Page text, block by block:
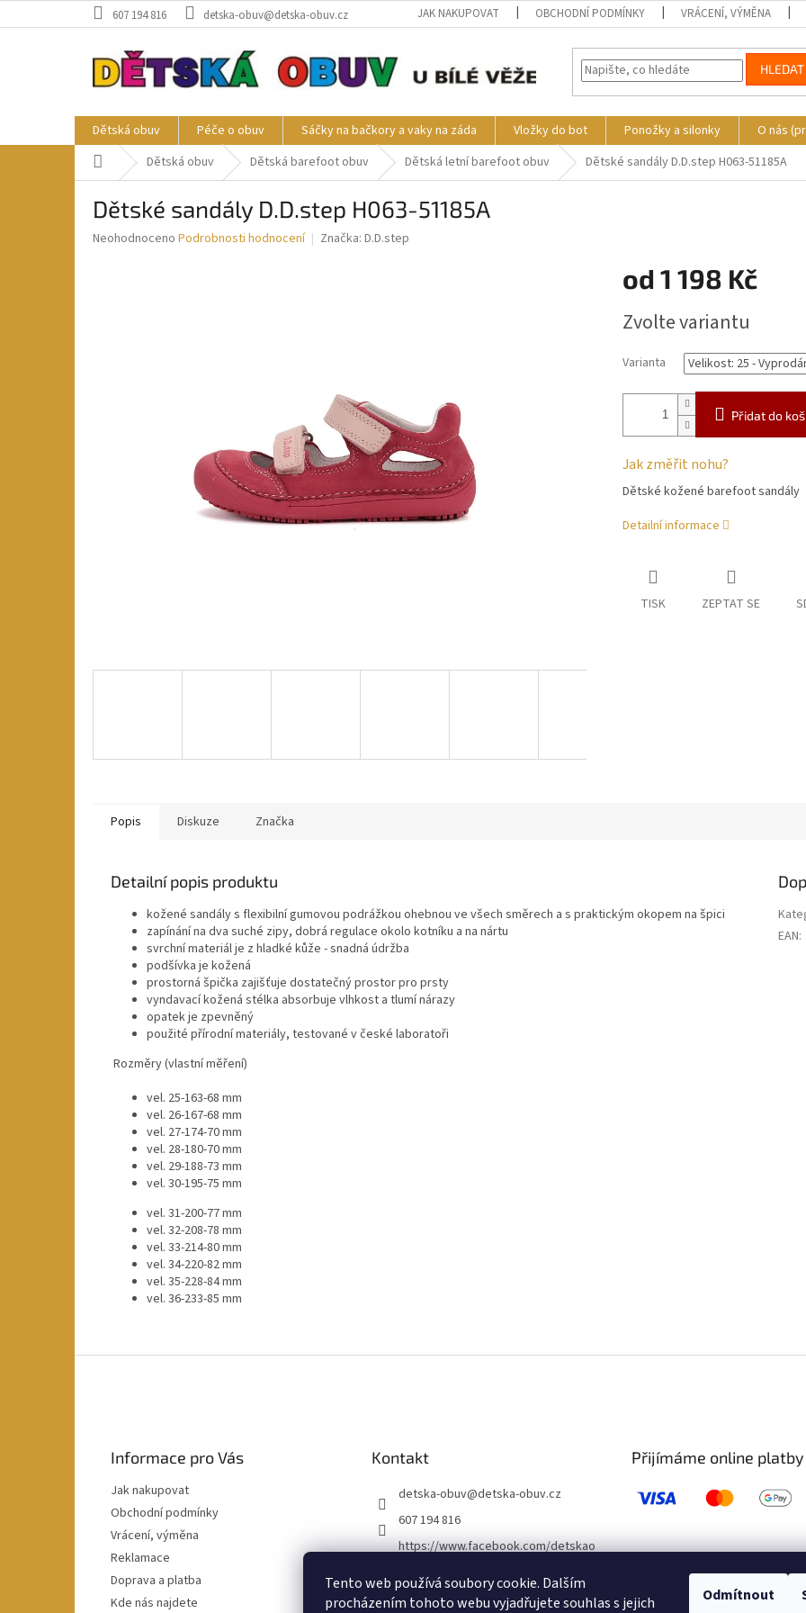
Tento web používá soubory cookie. Dalším
procházením tohoto webu vyjadřujete souhlas s jejich
Odmítnout
na
607 194 816 detska-obuv@detska-obuv.cz JAK NAKUPOVAT OBCHODNÍ PODMÍNKY VRÁCENÍ, VÝMĚNA
HLEDAT
Dětská obuv Péče o obuv Sáčky na bačkory a vaky na záda Vložky do bot Ponožky a silonky O nás
Domů Dětská obuv Dětská barefoot obuv Dětská letní barefoot obuv Dětské sandály D.D.step H063-51185A
Dětské sandály D.D.step H063-51185A
Průměrné
Neohodnoceno Podrobnosti hodnocení Značka: D.D.step
od 1 198 Kč
cena:
Zvolte variantu
Varianta
Přidat do
Jak změřit nohu?
Dětské kožené barefoot sandály
Detailní informace
TISK ZEPTAT SE
Popis Diskuze Značka
Detailní popis produktu
kožené sandály s flexibilní gumovou podrážkou ohebnou ve všech směrech a s praktickým okopem na špici
zapínání na dva suché zipy, dobrá regulace okolo kotníku a na nártu
svrchní materiál je z hladké kůže - snadná údržba
podšívka je kožená
prostorná špička zajišťuje dostatečný prostor pro prsty
vyndavací kožená stélka absorbuje vlhkost a tlumí nárazy
opatek je zpevněný
použité přírodní materiály, testované v české laboratoři
Rozměry (vlastní měření)
vel. 25-163-68 mm
vel. 26-167-68 mm
vel. 27-174-70 mm
vel. 28-180-70 mm
vel. 29-188-73 mm
vel. 30-195-75 mm
vel. 31-200-77 mm
vel. 32-208-78 mm
vel. 33-214-80 mm
vel. 34-220-82 mm
vel. 35-228-84 mm
vel. 36-233-85 mm
EAN:
Informace pro Vás
Jak nakupovat
Obchodní podmínky
Vrácení, výměna
Reklamace
Doprava a platba
Kde nás najdete
Kontakt
detska-obuv@detska-obuv.cz
607 194 816
https://www.facebook.com/detskao
detskaobuvubileveze
Přijímáme online platby